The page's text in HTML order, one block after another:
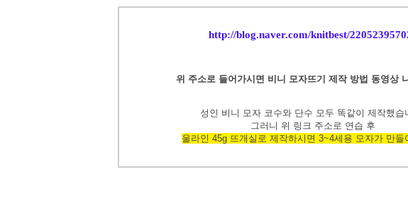
http://blog.naver.com/knitbest/
위 주소로 들어가시면 비니 모자뜨기 제작 방법 동영
성인 비니 모자 코수와 단수 모두 똑같이 제작했습
그러니 위 링크 주소로 연습 후
울라인 45g 뜨개실로 제작하시면 3~4세용 모자가 만들